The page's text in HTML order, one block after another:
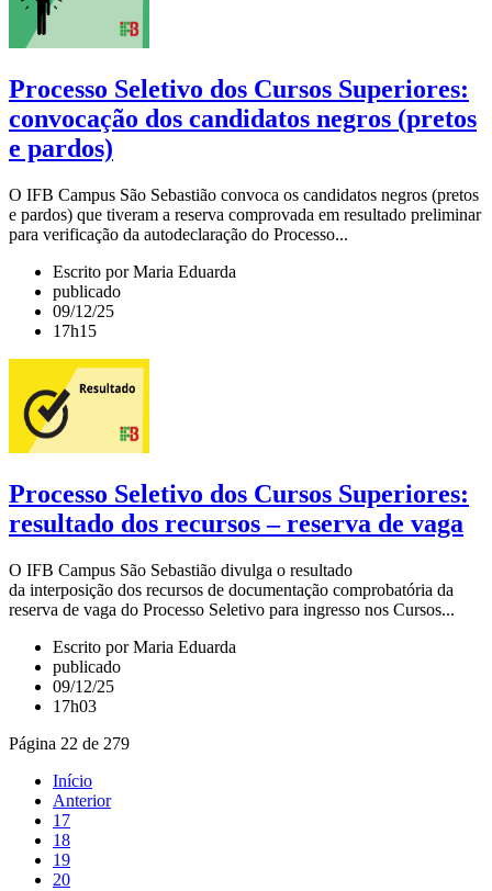
Processo Seletivo dos Cursos Superiores:
convocação dos candidatos negros (pretos
e pardos)
O IFB Campus São Sebastião convoca os candidatos negros (pretos
e pardos) que tiveram a reserva comprovada em resultado preliminar
para verificação da autodeclaração do Processo...
Escrito por Maria Eduarda
publicado
09/12/25
17h15
Processo Seletivo dos Cursos Superiores:
resultado dos recursos – reserva de vaga
O IFB Campus São Sebastião divulga o resultado
da interposição dos recursos de documentação comprobatória da
reserva de vaga do Processo Seletivo para ingresso nos Cursos...
Escrito por Maria Eduarda
publicado
09/12/25
17h03
Página 22 de 279
Início
Anterior
17
18
19
20